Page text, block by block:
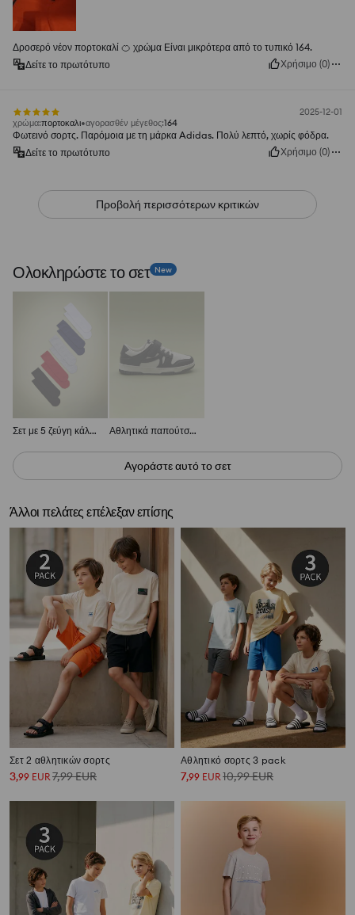
Δροσερό νέον πορτοκαλί 🍊 χρώμα Είναι μικρότερα από το τυπικό 164.
Δείτε το πρωτότυπο
Χρήσιμο (0)
2025-12-01
χρώμα:πορτοκαλι αγορασθέν μέγεθος:164
Φωτεινό σορτς. Παρόμοια με τη μάρκα Adidas. Πολύ λεπτό, χωρίς φόδρα.
Δείτε το πρωτότυπο
Χρήσιμο (0)
Προβολή περισσότερων κριτικών
Ολοκληρώστε το σετ New
Σετ με 5 ζεύγη κάλτσες Αθλητικά παπούτσια
Αγοράστε αυτό το σετ
Άλλοι πελάτες επέλεξαν επίσης
Σετ 2 αθλητικών σορτς
3,99 EUR7,99EUR
Αθλητικό σορτς 3 pack
7,99 EUR10,99EUR